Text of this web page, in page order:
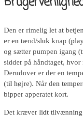
Den er rimelig let at
er en tænd/sluk knap
og sætter pumpen igang
sidder på håndtaget,
Derudover er der en
(til højre). Når den
bipper apperatet kort.
Det kræver lidt tilvænning